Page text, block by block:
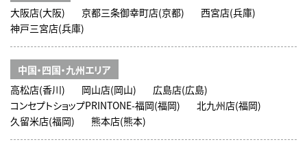
大阪店(大阪)
京都三条御幸町店(京都)
西宮店(兵庫)
神戸三宮店(兵庫)
中国・四国・九州エリア
高松店(香川)
岡山店(岡山)
広島店(広島)
コンセプトショップPRINTONE-福岡(福岡)
北九州店(福岡)
久留米店(福岡)
熊本店(熊本)